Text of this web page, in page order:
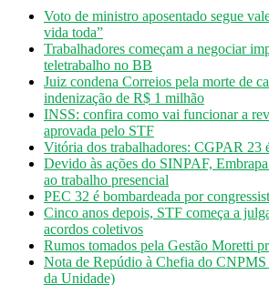
Voto de ministro aposentado segue
vida toda”
Trabalhadores começam a negociar
teletrabalho no BB
Juiz condena Correios pela morte de
indenização de R$ 1 milhão
INSS: confira como vai funcionar a
aprovada pelo STF
Vitória dos trabalhadores: CGPAR 23
Devido às ações do SINPAF,
ao trabalho presencial
PEC 32 é bombardeada por
Cinco anos depois, STF começa a
acordos coletivos
Rumos tomados pela Gestão Moretti
Nota de Repúdio à Chefia do
da Unidade)